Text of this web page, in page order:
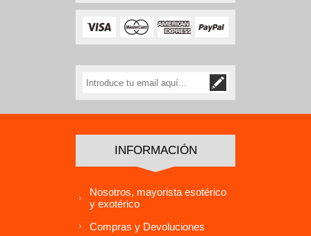
INFORMACIÓN
Nosotros, mayorista esotérico
y exotérico
Compras y Devoluciones